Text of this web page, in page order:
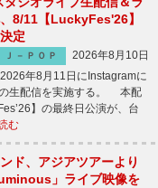
8/11【LuckyFes'26】
定
Ｊ－ＰＯＰ
2026年8月10日
年8月11日にInstagramに
生配信を実施する。 本配
】の最終日公演が、台
む
ド、アジアツアーより
」ライブ映像を